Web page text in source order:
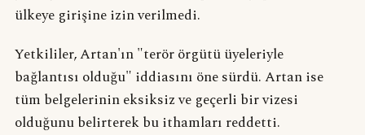
ülkeye girişine izin verilmedi.
Yetkililer, Artan'ın "terör örgütü üyeleriyle
bağlantısı olduğu" iddiasını öne sürdü. Artan ise
tüm belgelerinin eksiksiz ve geçerli bir vizesi
olduğunu belirterek bu ithamları reddetti.